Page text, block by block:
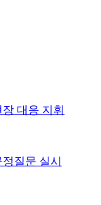
대응 지휘
질문 실시